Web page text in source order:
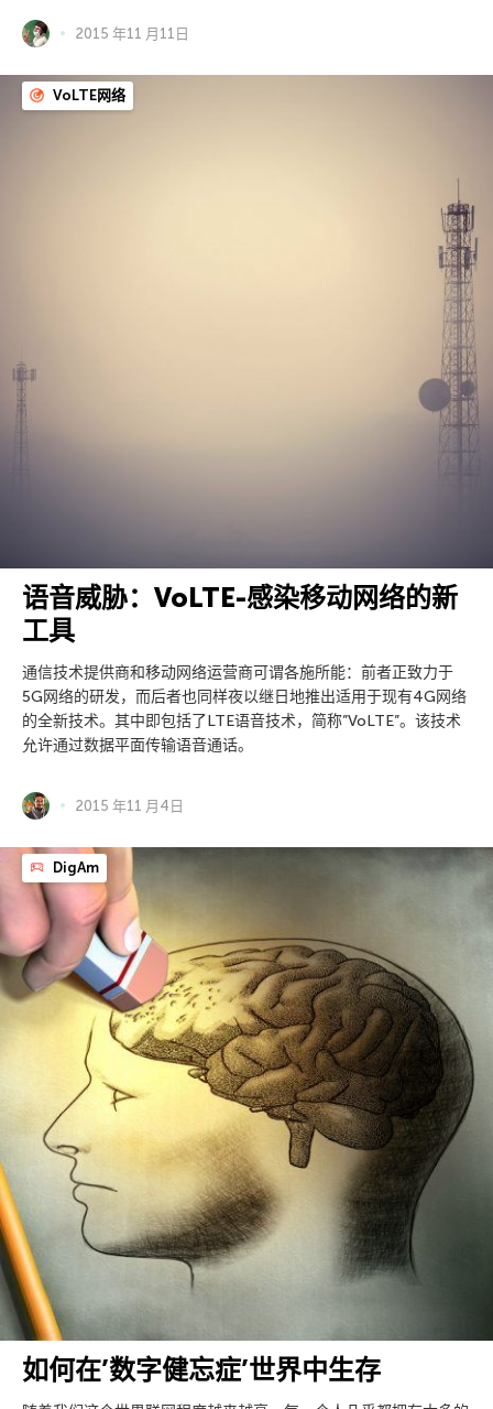
2015 年11 月11日
VoLTE网络
语音威胁：VoLTE-感染移动网络的新
工具
通信技术提供商和移动网络运营商可谓各施所能：前者正致力于
5G网络的研发，而后者也同样夜以继日地推出适用于现有4G网络
的全新技术。其中即包括了LTE语音技术，简称”VoLTE”。该技术
允许通过数据平面传输语音通话。
2015 年11 月4日
DigAm
如何在’数字健忘症’世界中生存